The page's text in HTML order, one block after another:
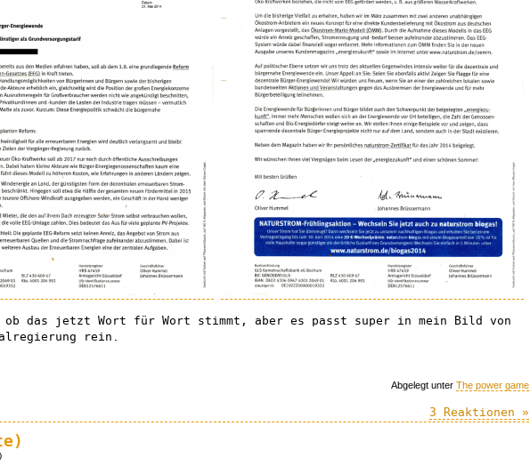
ob das jetzt Wort für Wort stimmt, aber es passt super in mein Bild von
rein.
Abgelegt unter The power game
3 Reaktionen »